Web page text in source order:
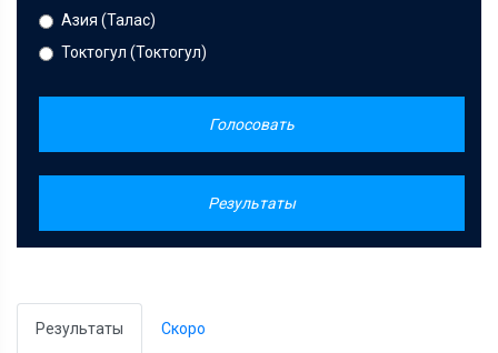
Азия (Талас)
Токтогул (Токтогул)
Голосовать
Результаты
Результаты Скоро